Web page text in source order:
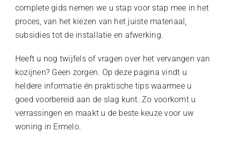
complete gids nemen we u stap voor stap mee in het
proces, van het kiezen van het juiste materiaal,
subsidies tot de installatie en afwerking.
Heeft u nog twijfels of vragen over het vervangen van
kozijnen? Geen zorgen. Op deze pagina vindt u
heldere informatie én praktische tips waarmee u
goed voorbereid aan de slag kunt. Zo voorkomt u
verrassingen en maakt u de beste keuze voor uw
woning in Ermelo.